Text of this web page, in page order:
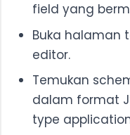
field yang
Buka halaman
editor.
Temukan
dalam format
type